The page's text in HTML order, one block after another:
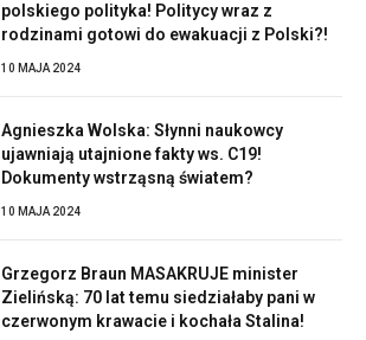
polskiego polityka! Politycy wraz z
rodzinami gotowi do ewakuacji z Polski?!
10 MAJA 2024
Agnieszka Wolska: Słynni naukowcy
ujawniają utajnione fakty ws. C19!
Dokumenty wstrząsną światem?
10 MAJA 2024
Grzegorz Braun MASAKRUJE minister
Zielińską: 70 lat temu siedziałaby pani w
czerwonym krawacie i kochała Stalina!